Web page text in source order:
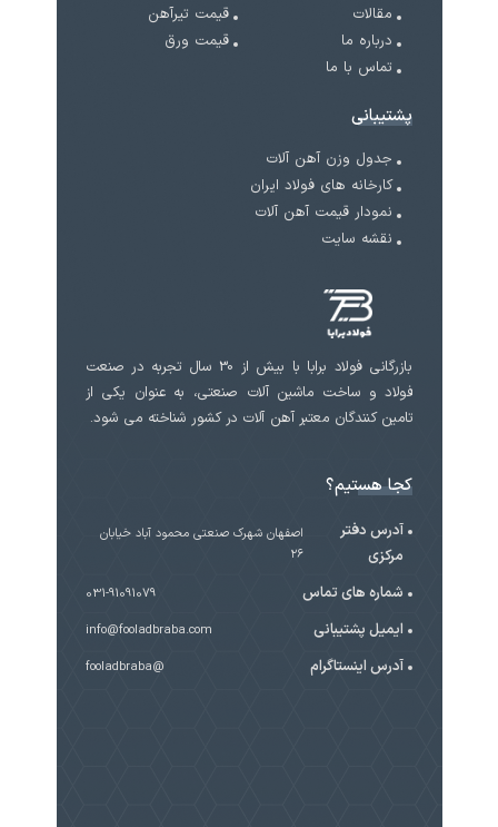
مقالات
درباره ما
تماس با ما
قیمت تیرآهن
قیمت ورق
پشتیبانی
جدول وزن آهن آلات
کارخانه های فولاد ایران
نمودار قیمت آهن آلات
نقشه سایت
بازرگانی فولاد برابا با بیش از 30 سال تجربه در صنعت
فولاد و ساخت ماشین آلات صنعتی، به عنوان یکی از
تامین کنندگان معتبر آهن آلات در کشور شناخته می شود.
کجا هستیم؟
آدرس دفتر
مرکزی
اصفهان شهرک صنعتی محمود آباد خیابان
۲۶
شماره های تماس 031-91091079
ایمیل پشتیبانی info@fooladbraba.com
آدرس اینستاگرام @fooladbraba